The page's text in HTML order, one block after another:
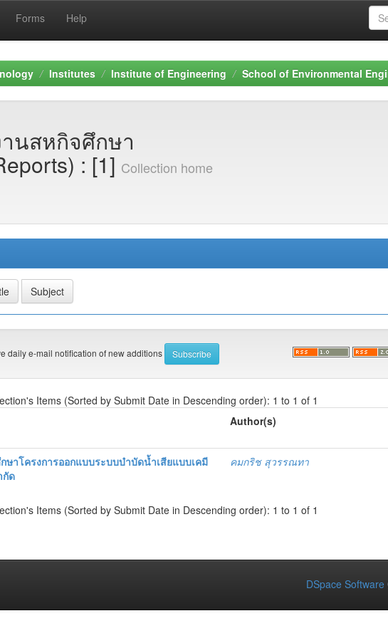
Forms Help
Institutes Institute of Engineering School of Environmental
นสหกิจศึกษา
: [1] Collection home
daily e-mail notification of new additions
Items (Sorted by Submit Date in Descending order): 1 to 1 of 1
Author(s)
ษาโครงการออกแบบระบบบำบัดน้ำเสียแบบเคมี
กัด
คมกริช สุวรรณทา
Items (Sorted by Submit Date in Descending order): 1 to 1 of 1
DSpace Software